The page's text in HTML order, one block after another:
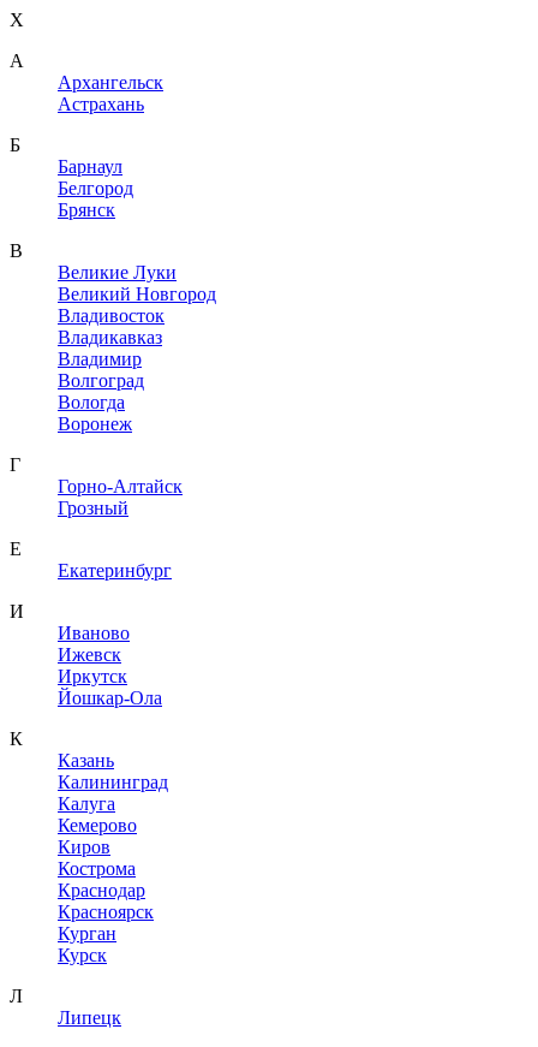
X
A
Архангельск
Астрахань
Б
Барнаул
Белгород
Брянск
В
Великие Луки
Великий Новгород
Владивосток
Владикавказ
Владимир
Волгоград
Вологда
Воронеж
Г
Горно-Алтайск
Грозный
Е
Екатеринбург
И
Иваново
Ижевск
Иркутск
Йошкар-Ола
К
Казань
Калининград
Калуга
Кемерово
Киров
Кострома
Краснодар
Красноярск
Курган
Курск
Л
Липецк